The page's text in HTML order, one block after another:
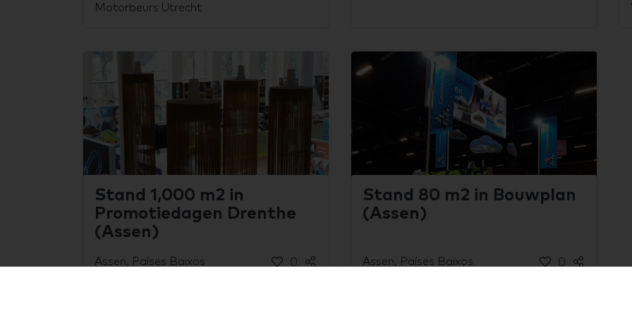
Motorbeurs Utrecht
Stand 1,000 m2 in
Promotiedagen Drenthe
(Assen)
Assen, Países Baixos 0
Stand 80 m2 in Bouwplan
(Assen)
Assen, Países Baixos 0